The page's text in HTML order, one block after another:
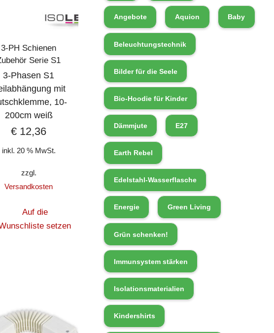
3-PH Schienen
Serie S1
3-Phasen S1
mit
10-
200cm weiß
€ 12,36
inkl. 20 % MwSt.
zzgl.
Versandkosten
Auf die
setzen
Angebote Aquion Baby
Beleuchtungstechnik
Bilder für die Seele
Bio-Hoodie für Kinder
Dämmjute E27
Earth Rebel
Edelstahl-Wasserflasche
Energie Green Living
Grün schenken!
Immunsystem stärken
Isolationsmaterialien
Kindershirts